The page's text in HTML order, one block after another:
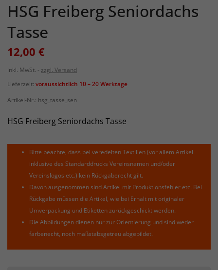
HSG Freiberg Seniordachs
Tasse
12,00 €
inkl. MwSt.
zzgl. Versand
Lieferzeit: voraussichtlich 10 – 20 Werktage
Artikel-Nr.: hsg_tasse_sen
HSG Freiberg Seniordachs Tasse
Bitte beachte, dass bei veredelten Textilien (vor allem Artikel
inklusive des Standarddrucks Vereinsnamen und/oder
Vereinslogos etc.) kein Rückgaberecht gilt.
Davon ausgenommen sind Artikel mit Produktionsfehler etc. Bei
Rückgabe müssen die Artikel, wie bei Erhalt mit originaler
Umverpackung und Etiketten zurückgeschickt werden.
Die Abbildungen dienen nur zur Orientierung und sind weder
farbenecht, noch maßstabsgetreu abgebildet.